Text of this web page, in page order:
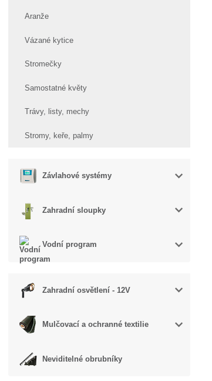
Aranže
Vázané kytice
Stromečky
Samostatné květy
Trávy, listy, mechy
Stromy, keře, palmy
Závlahové systémy
Zahradní sloupky
Vodní program
Zahradní osvětlení - 12V
Mulčovací a ochranné textilie
Neviditelné obrubníky